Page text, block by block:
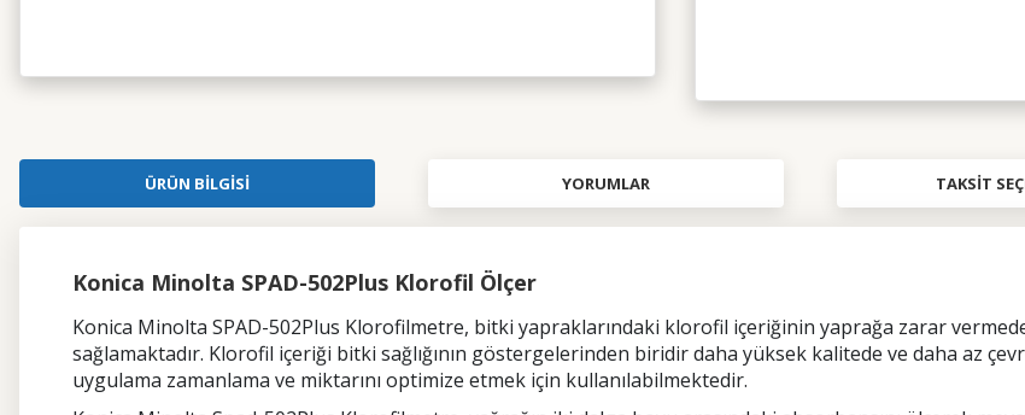
ÜRÜN BILGISI YORUMLAR TAKSIT
Konica Minolta SPAD-502Plus Klorofil Ölçer
Konica Minolta SPAD-502Plus Klorofilmetre, bitki yapraklarındaki klorofil içeriğinin yaprağa zarar
sağlamaktadır. Klorofil içeriği bitki sağlığının göstergelerinden biridir daha yüksek kalitede ve daha az
uygulama zamanlama ve miktarını optimize etmek için kullanılabilmektedir.